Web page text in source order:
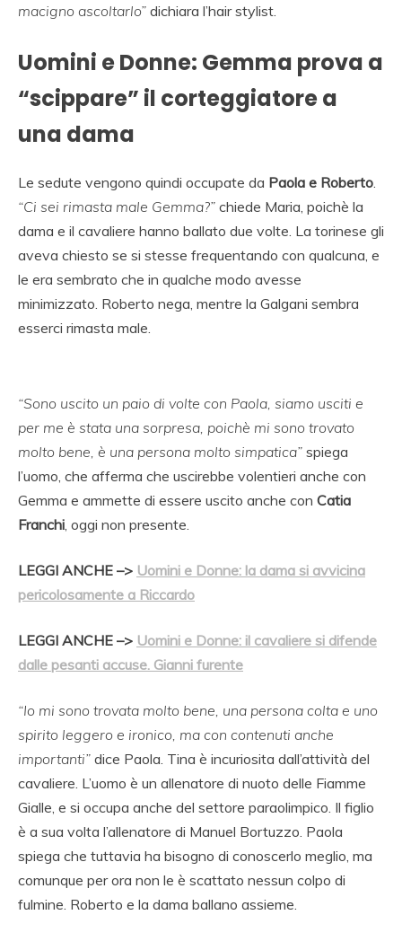
macigno ascoltarlo” dichiara l’hair stylist.
Uomini e Donne: Gemma prova a
“scippare” il corteggiatore a
una dama
Le sedute vengono quindi occupate da Paola e Roberto
“Ci sei rimasta male Gemma?” chiede Maria, poichè la
dama e il cavaliere hanno ballato due volte. La torinese gli
aveva chiesto se si stesse frequentando con qualcuna, e
le era sembrato che in qualche modo avesse
minimizzato. Roberto nega, mentre la Galgani sembra
esserci rimasta male.
“Sono uscito un paio di volte con Paola, siamo usciti e
per me è stata una sorpresa, poichè mi sono trovato
molto bene, è una persona molto simpatica” spiega
l’uomo, che afferma che uscirebbe volentieri anche con
Gemma e ammette di essere uscito anche con Catia
Franchi , oggi non presente.
LEGGI ANCHE –> Uomini e Donne: la dama si avvicina
pericolosamente a Riccardo
LEGGI ANCHE –> Uomini e Donne: il cavaliere si difende
dalle pesanti accuse. Gianni furente
“Io mi sono trovata molto bene, una persona colta e uno
spirito leggero e ironico, ma con contenuti anche
importanti” dice Paola. Tina è incuriosita dall’attività del
cavaliere. L’uomo è un allenatore di nuoto delle Fiamme
Gialle, e si occupa anche del settore paraolimpico. Il figlio
è a sua volta l’allenatore di Manuel Bortuzzo. Paola
spiega che tuttavia ha bisogno di conoscerlo meglio, ma
comunque per ora non le è scattato nessun colpo di
fulmine. Roberto e la dama ballano assieme.